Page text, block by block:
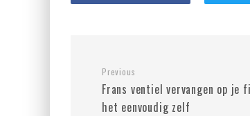
Previous
Frans ventiel vervangen op je
het eenvoudig zelf